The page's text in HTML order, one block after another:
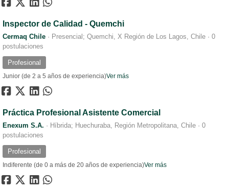
Inspector de Calidad - Quemchi
Cermaq Chile · Presencial; Quemchi, X Región de Los Lagos, Chile · 0
postulaciones
Profesional
Junior (de 2 a 5 años de experiencia)Ver más
Práctica Profesional Asistente Comercial
Enexum S.A. · Híbrida; Huechuraba, Región Metropolitana, Chile · 0
postulaciones
Profesional
Indiferente (de 0 a más de 20 años de experiencia)Ver más